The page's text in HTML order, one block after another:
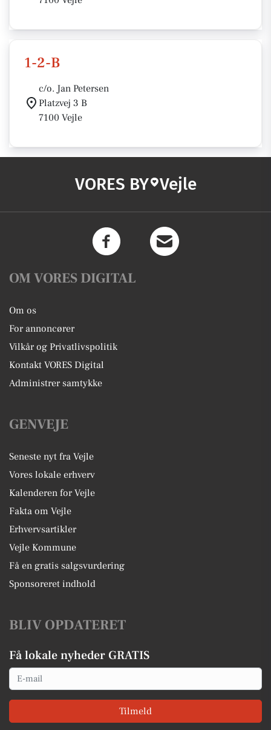
1-2-B
c/o. Jan Petersen
Platzvej 3 B
7100 Vejle
VORES BY Vejle
OM VORES DIGITAL
Om os
For annoncører
Vilkår og Privatlivspolitik
Kontakt VORES Digital
Administrer samtykke
GENVEJE
Seneste nyt fra Vejle
Vores lokale erhverv
Kalenderen for Vejle
Fakta om Vejle
Erhvervsartikler
Vejle Kommune
Få en gratis salgsvurdering
Sponsoreret indhold
BLIV OPDATERET
Få lokale nyheder GRATIS
Email
Tilmeld